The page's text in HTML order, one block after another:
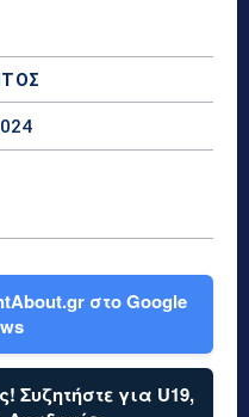
στο Google
Συζητήστε για U19,